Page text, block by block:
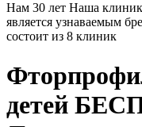
Нам 30 лет Наша
является узнаваемым
состоит из 8 клиник
детей